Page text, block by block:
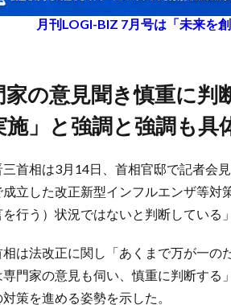
月刊LOGI-BIZ 7月号は「未来を
施」と強調と強調も具
首相は3月14日、首相官邸で記者会
成立した改正新型インフルエンザ等対
を行う）状況ではないと判断している
相は法改正に関し「あくまで万が一の
専門家の意見も伺い、慎重に判断す
策を進める姿勢を示した。